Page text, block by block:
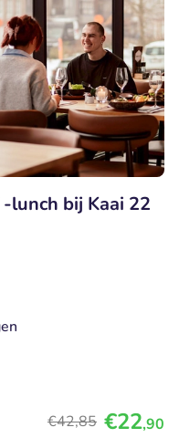
lunch bij Kaai 22
€42,85 €22,90